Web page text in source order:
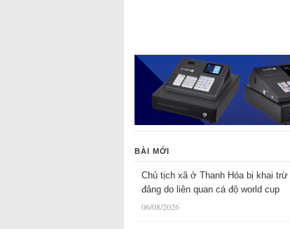
BÀI MỚI
Chủ tịch xã ở Thanh Hóa bị khai trừ
đảng do liên quan cá độ world cup
06/08/2026